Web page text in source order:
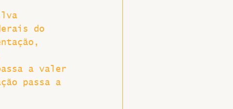
do
a valer
passa a